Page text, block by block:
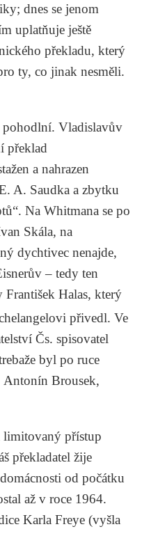
dnes se jenom
uplatňuje ještě
překladu, který
ty, co jinak nesměli.
pohodlní. Vladislavův
překlad
a nahrazen
A. Saudka a zbytku
Na Whitmana se po
Skála, na
dychtivec nenajde,
– tedy ten
František Halas, který
přivedl. Ve
Čs. spisovatel
byl po ruce
Antonín Brousek,
limitovaný přístup
překladatel žije
od počátku
až v roce 1964.
Karla Freye (vyšla